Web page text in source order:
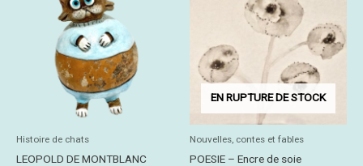
Histoire de chats
LEOPOLD DE MONTBLANC
EN RUPTURE DE STOCK
Nouvelles, contes et fables
POESIE – Encre de soie